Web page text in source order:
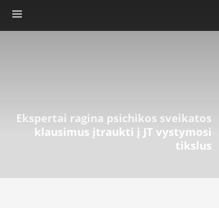
Ekspertai ragina psichikos sveikatos
klausimus įtraukti į JT vystymosi
tikslus